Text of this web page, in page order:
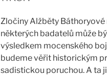
Zločiny Alžběty
některých badatelů může
výsledkem mocenského
budeme věřit historickým
sadistickou poruchou. A ta